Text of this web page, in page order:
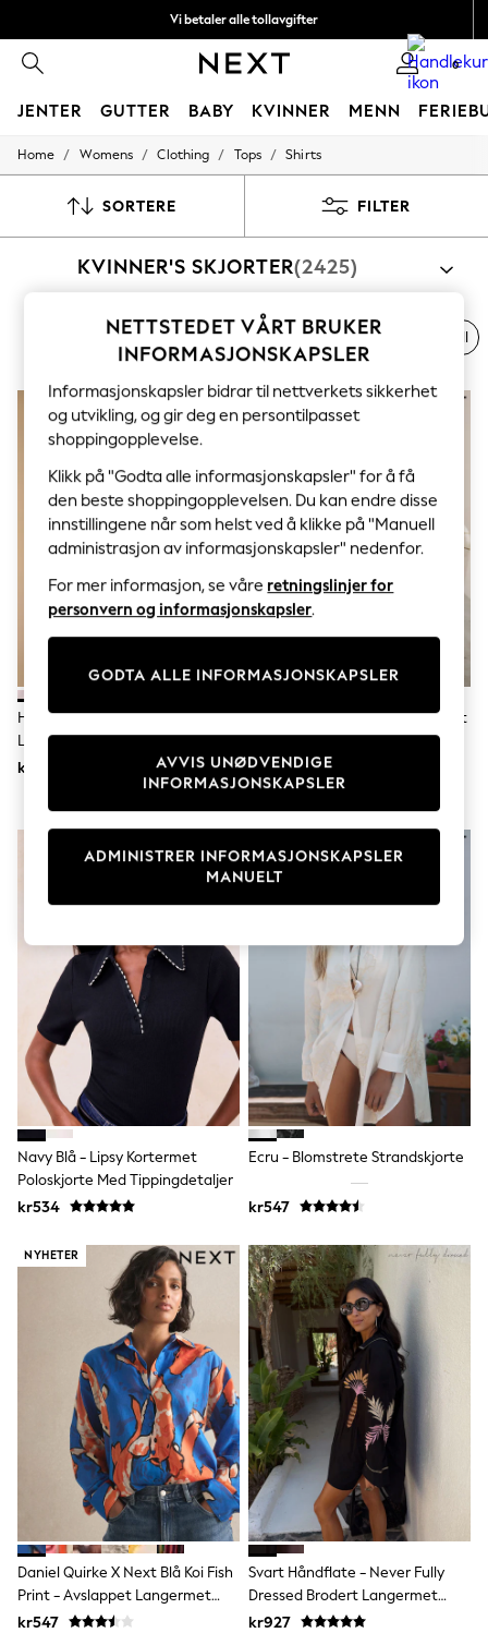
Vi betaler alle tollavgifter
Fleksible og sikre betalinger med Klarna 0
JENTER GUTTER BABY KVINNER MENN
GIRLS
50 - 92cm
140 - 174cm
Toy Story
THE SET
Coats & Jackets
Sweatshirts & Hoodies
Knitwear
Cardigans
Dresses
Sets & Outfits
Tops
T-Shirts
Nightwear & Pyjamas
Trousers & Leggings
Bodysuits & Vests
Shirts & Blouses
Swimwear
Babygrows & Sleepsuits
All Holiday Shop
Dresses
Skirts
Sandals & Sliders
Rash Vests
Sun Safe Swimwear
Sun Hats & Caps
All Partywear
Wedding
Dresses
Cardigans
Skirts
Shop All Footwear
New In
Trainers
School Shoes
Slippers
Boots
Wellies
Wide Fit
All Underwear
New In
Nighties
Pyjamas
Robes
Sleepsuits
Socks & Tights
Blanket Hoodies
All Bags & Accessories
New In
Bags
Hats
Denim Jackets
Raincoats
Waterproof
Shackets
Puddlesuits
Pramsuits
Gilets
Home / Womens / Clothing / Tops / Shirts
SORTERE FILTER
KVINNER'S SKJORTER(2425)
Bomull Verktøy Arbeidsklær Uformell
Hvit - Avslappet Bomull
Langermet Skjorte
kr351
Beige Stripete Heste Print - Lett
Langermet Skjorte
kr561
Navy Blå - Lipsy Kortermet
Poloskjorte Med Tippingdetaljer
kr534
Ecru - Blomstrete Strandskjorte
kr547
NYHETER
Daniel Quirke X Next Blå Koi Fish
Print - Avslappet Langermet
Bomullsskjorte Med Letthet
kr547
Svart Håndflate - Never Fully
Dressed Brodert Langermet
Skjorte
kr927
NETTSTEDET VÅRT BRUKER
INFORMASJONSKAPSLER
Informasjonskapsler bidrar til nettverkets sikkerhet
og utvikling, og gir deg en persontilpasset
shoppingopplevelse.
Klikk på "Godta alle informasjonskapsler" for å få
den beste shoppingopplevelsen. Du kan endre disse
innstillingene når som helst ved å klikke på "Manuell
administrasjon av informasjonskapsler" nedenfor.
For mer informasjon, se våre retningslinjer for
personvern og informasjonskapsler.
GODTA ALLE INFORMASJONSKAPSLER
ADMINISTRER INFORMASJONSKAPSLER
MANUELT
AVVIS UNØDVENDIGE
INFORMASJONSKAPSLER